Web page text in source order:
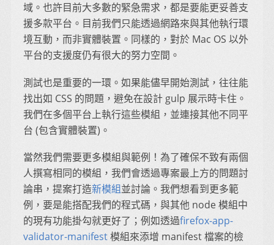
域。也許目前大多數的緊急需求，都是要能更妥善支
援多款平台。目前我們只能透過網路來與其他執行環
境互動，而非實體裝置。同樣的，對於 Mac OS 以外
平台的支援度仍有很大的努力空間。
測試也是重要的一環。如果能儘早開始測試，往往能
找出如 CSS 的問題，避免在設計 gulp 展示時卡住。
我們在多個平台上執行這些模組，並連接其他不同平
台 (包含實體裝置)。
當然我們需要更多模組與範例！為了確保不致有兩個
人撰寫相同的模組，我們會透過專案最上方的問題討
論串，提案打造新模組並討論。我們想看到更多範
例，要是能搭配我們的程式碼，與其他 node 模組中
的現有功能掛勾就更好了；例如透過firefox-app-
validator-manifest模組來添增 manifest 檔案的檢